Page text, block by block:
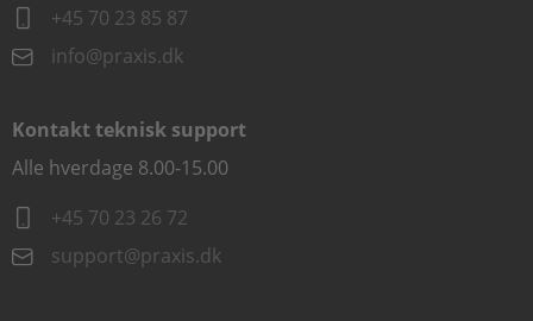
+45 70 23 85 87
info@praxis.dk
Kontakt teknisk support
Alle hverdage 8.00-15.00
+45 70 23 26 72
support@praxis.dk